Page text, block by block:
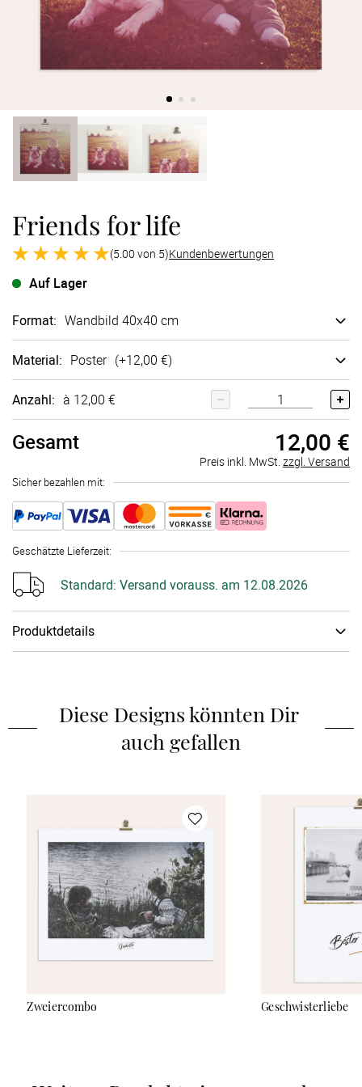
Friends for life
(5.00 von 5)Kundenbewertungen
Auf Lager
Format: Wandbild 40x40 cm
Material: Poster (+12,00 €)
Anzahl: à 12,00 €
Gesamt 12,00 €
Preis inkl. MwSt. zzgl. Versand
Sicher bezahlen mit:
Geschätzte Lieferzeit:
Standard: Versand vorauss. am 12.08.2026
Produktdetails
auf Acryl-Glas mit leuchtenden Farben und besonderer
Tiefenwirkung oder ein modernes Alu-Dibond Wandbild, bei
dem Deine Gestaltung in gestochen scharfen Details auf eine
Endformat immer das angegebene Format ist. Sprich bei einem
Poster mit Rahmen, ist das Poster ca. 2cm kleiner. Auch bei den
Formaten hast Du die Wahl zwischen unterschiedlichen
quadratischen und rechteckigen Größen – passend für jedes
Motiv und jeden Raum. Alle Wandbilder werden mit höchster
Sorgfalt hergestellt und kommen mit praktischer Aufhängung
zu Dir nach Hause.
Diese Designs könnten Dir
auch gefallen
Zweiercombo Geschwisterliebe